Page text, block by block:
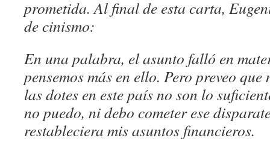
prometida. Al final de esta carta,
de cinismo:
En una palabra, el asunto falló en
pensemos más en ello. Pero preveo que
las dotes en este país no son lo
no puedo, ni debo cometer ese
restableciera mis asuntos financieros.